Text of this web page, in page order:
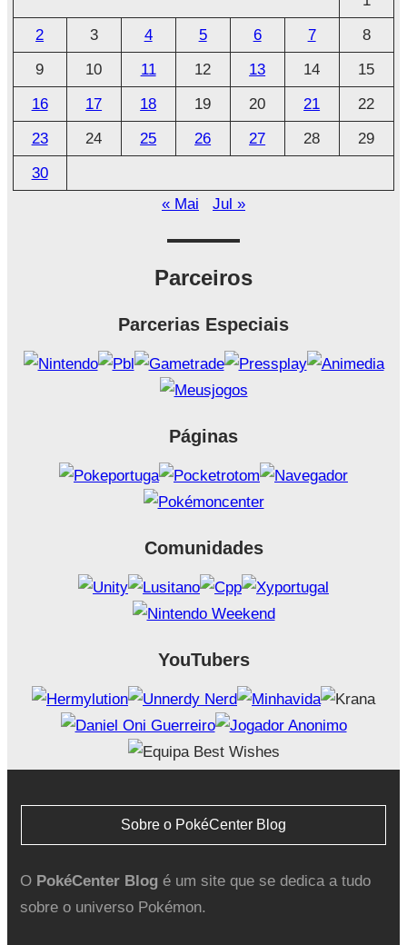
v
o
2
3 4 5 6 7
8
9
10 11 12 13 14
15
16
17 18 19 20 21
22
23
24 25 26 27 28
29
30
« Mai
Jul »
Parceiros
Parcerias Especiais
Páginas
Comunidades
YouTubers
Sobre o PokéCenter Blog
O PokéCenter Blogé um site que se dedica a tudo
sobre o universo Pokémon.